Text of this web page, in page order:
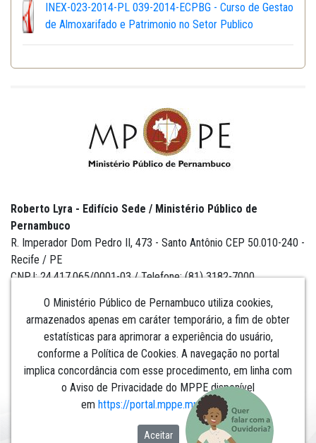
INEX-023-2014-PL 039-2014-ECPBG - Curso de Gestao
de Almoxarifado e Patrimonio no Setor Publico
O Ministério Público de Pernambuco utiliza cookies,
armazenados apenas em caráter temporário, a fim de obter
estatísticas para aprimorar a experiência do usuário,
conforme a Política de Cookies. A navegação no portal
implica concordância com esse procedimento, em linha com
o Aviso de Privacidade do MPPE disponível
em https://portal.mppe.mp.br/lgpd.​​​​​​​
Aceitar
Roberto Lyra - Edifício Sede / Ministério Público de
Pernambuco
R. Imperador Dom Pedro II, 473 - Santo Antônio CEP 50.010-240 -
Recife / PE
CNPJ: 24.417.065/0001-03 / Telefone: (81) 3182-7000
Institucional
Comunicação